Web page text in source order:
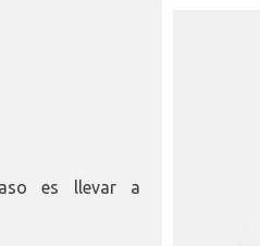
es llevar a